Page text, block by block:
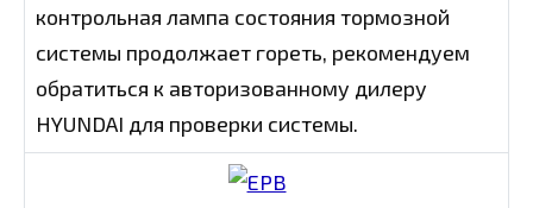
контрольная лампа состояния тормозной
системы продолжает гореть, рекомендуем
обратиться к авторизованному дилеру
HYUNDAI для проверки системы.